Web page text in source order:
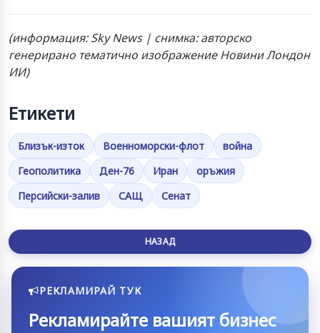
(информация: Sky News | снимка: авторско
генерирано тематично изображение Новини Лондон
ИИ)
Етикети
Близък-изток Военноморски-флот
война
Геополитика
Ден-76 Иран
оръжия
Персийски-залив
САЩ Сенат
НАЗАД
РЕКЛАМИРАЙ ТУК
Рекламирайте вашият бизнес